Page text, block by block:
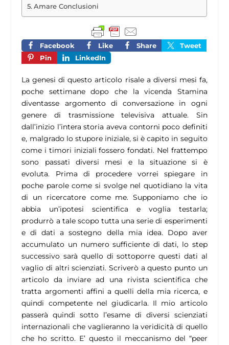
Amare Conclusioni
Facebook Like Share
Tweet
Pin
LinkedIn
La genesi di questo articolo risale a diversi mesi fa,
poche settimane dopo che la vicenda Stamina
diventasse argomento di conversazione in ogni
genere di trasmissione televisiva attuale. Sin
dall’inizio l’intera storia aveva contorni poco definiti
e, malgrado lo stupore iniziale, si è capito in seguito
come i timori iniziali fossero fondati. Nel frattempo
sono passati diversi mesi e la situazione si è
evoluta. Prima di procedere vorrei spiegare in
poche parole come si svolge nel quotidiano la vita
di un ricercatore come me. Supponiamo che io
abbia un’ipotesi scientifica e voglia testarla;
produrrò a tale scopo tutta una serie di esperimenti
e di dati a sostegno della mia idea. Dopo aver
accumulato un numero sufficiente di dati, lo step
successivo sarà quello di sottoporre questi dati al
vaglio di altri scienziati. Scriverò a questo punto un
articolo da inviare ad una rivista scientifica che
tratta argomenti affini a quelli della mia ricerca, e
quindi competente nel giudicarla. Il mio articolo
passerà quindi sotto l’esame di diversi scienziati
internazionali che vaglieranno la veridicità di quello
che ho scritto. E’ questo il meccanismo del “peer